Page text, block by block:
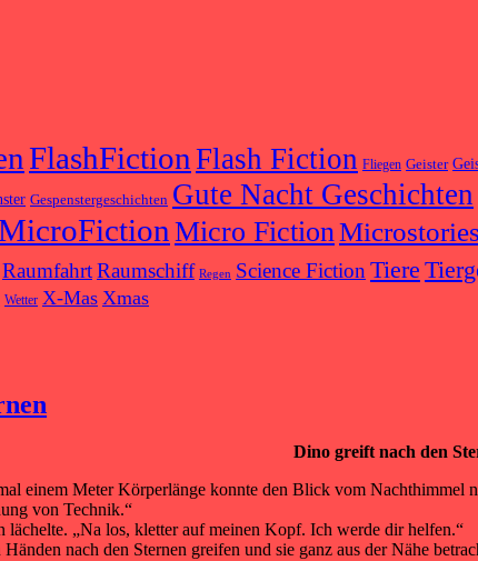
FlashFictionFlash Fiction Fliegen Geister
Gespenstergeschichten Gute Nacht Geschichten
Micro FictionMicrostories
RaumfahrtRaumschiff Regen Science FictionTiere
Wetter X-Mas Xmas
Dino greift nach den
einem Meter Körperlänge konnte den Blick vom Nachthimmel
von Technik.“
lächelte. „Na los, kletter auf meinen Kopf. Ich werde dir helfen.“
nach den Sternen greifen und sie ganz aus der Nähe